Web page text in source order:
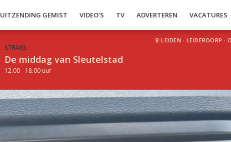
UITZENDING GEMIST VIDEO’S TV ADVERTEREN VACATURES
STRAKS:
De middag van Sleutelstad
12.00 - 18.00 uur
LEIDEN · LEIDERDORP ·